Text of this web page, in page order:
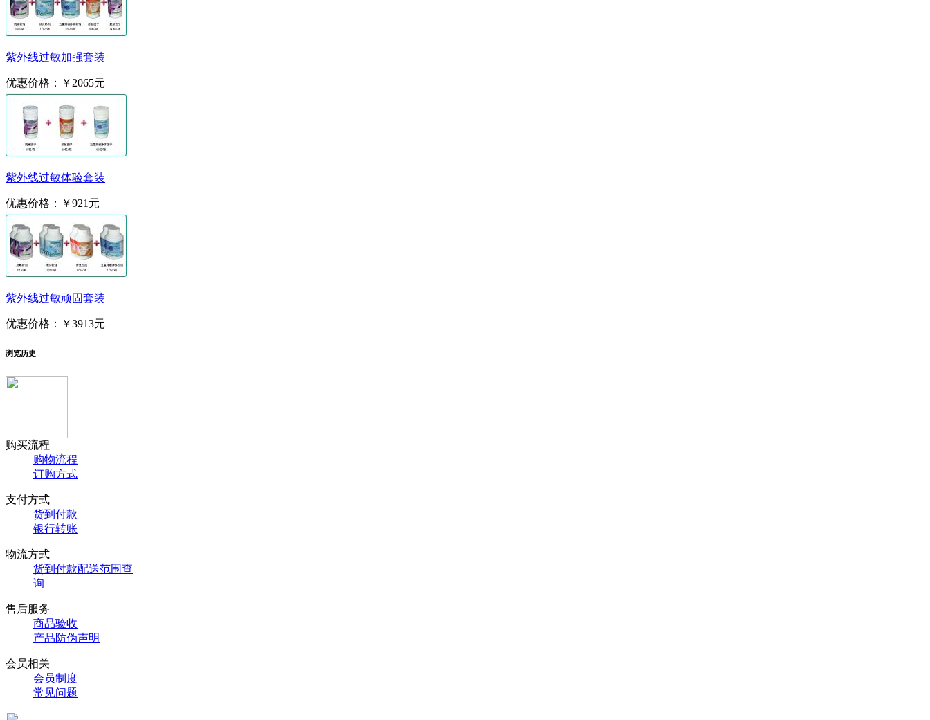
紫外线过敏加强套装
优惠价格： ￥2065元
紫外线过敏体验套装
优惠价格： ￥921元
紫外线过敏顽固套装
优惠价格： ￥3913元
浏览历史
购买流程
购物流程
订购方式
支付方式
货到付款
银行转账
物流方式
货到付款配送范围查
询
售后服务
商品验收
产品防伪声明
会员相关
会员制度
常见问题